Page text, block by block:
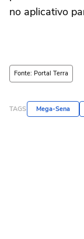
no aplicativo
Fonte: Portal Terra
TAGS Mega-Sena